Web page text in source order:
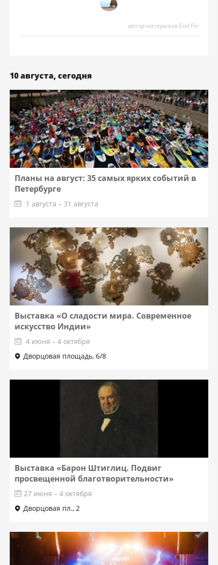
автор материала End Fin
10 августа, сегодня
Планы на август: 35 самых ярких событий в
Петербурге
1 августа – 31 августа
Выставка «О сладости мира. Современное
искусство Индии»
4 июня – 4 октября
Дворцовая площадь, 6/8
Выставка «Барон Штиглиц. Подвиг
просвещенной благотворительности»
27 июня – 4 октября
Дворцовая пл., 2